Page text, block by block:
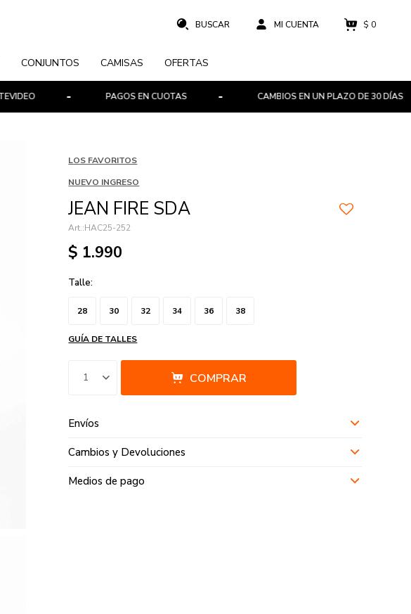
CONJUNTOS CAMISAS OFERTAS
$ 0
PAGOS EN CUOTAS CAMBIOS EN UN PLAZO DE 30 DÍAS
LOS FAVORITOS
NUEVO INGRESO
JEAN FIRE SDA
HAC25-252
$ 1.990
Talle:
28 30 32 34 36 38
GUÍA DE TALLES
1 COMPRAR
Envíos
Cambios y Devoluciones
Medios de pago